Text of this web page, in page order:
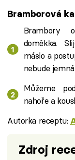
Bramborová
Brambory
doměkka.
máslo a
nebude
Můžeme
nahoře a
Autorka receptu:
Zdroj